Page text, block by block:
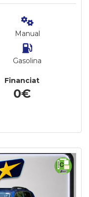
Manual
Gasolina
Financiat
0€